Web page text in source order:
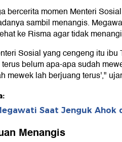
bercerita momen Menteri
sambil menangis.
ke Risma agar tidak
Sosial yang cengeng itu ibu
belum apa-apa sudah
mewek lah berjuang terus',"
Saat Jenguk Ahok
Menangis